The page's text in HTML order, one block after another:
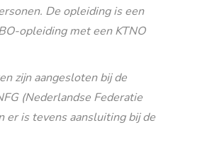
De opleiding is een
opleiding met een KTNO
zijn aangesloten bij de
(Nederlandse Federatie
er is tevens aansluiting bij de